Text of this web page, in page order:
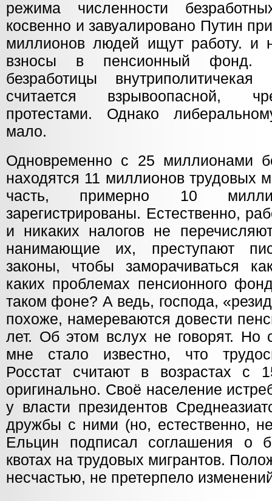
режима численности
косвенно и завуалировано Путин
миллионов людей ищут работу. и
взносы в пенсионный фонд.
безработицы
считается взрывоопасной,
протестами. Однако
мало.
Одновременно с 25 миллионами
находятся 11 миллионов трудовых
часть, примерно 10
зарегистрированы. Естественно,
и никаких налогов не
нанимающие их, преступают
законы, чтобы заморачиваться
каких проблемах пенсионного
таком фоне? А ведь, господа,
похоже, намереваются довести
лет. Об этом вслух не говорят. Но
мне стало известно, что
Росстат считают в возрастах
оригинально. Своё население
у власти президентов
дружбы с ними (но, естественно,
Ельцин подписал соглашения о
квотах на трудовых мигрантов.
несчастью, не претерпело